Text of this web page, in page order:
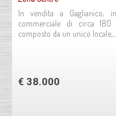
In vendita a Gaglianico,
commerciale di circa 180
composto da un unico locale,...
€ 38.000